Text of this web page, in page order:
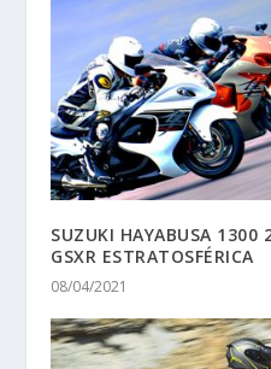
SUZUKI HAYABUSA 1300
GSXR ESTRATOSFÉRICA
08/04/2021